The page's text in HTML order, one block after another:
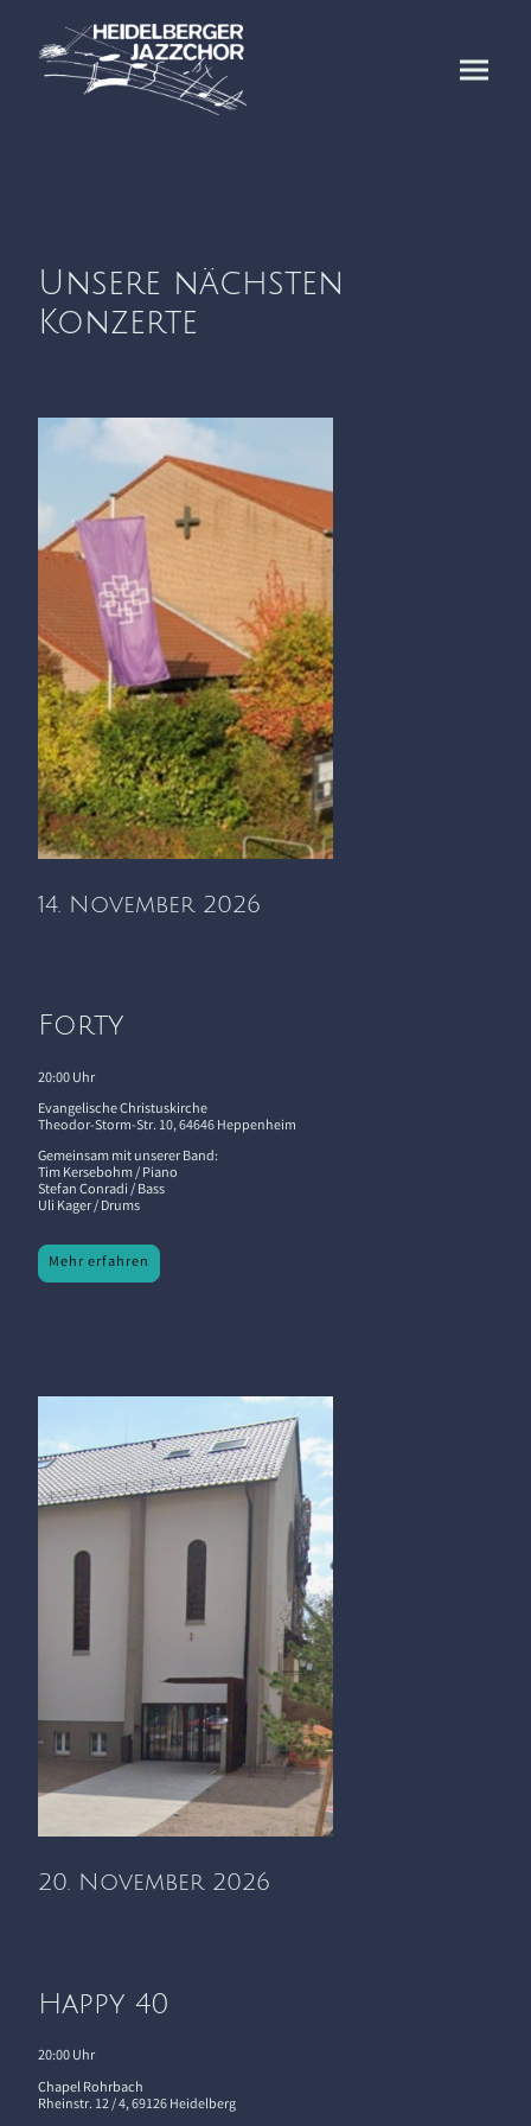
Unsere nächsten
Konzerte
14. November 2026
Forty
20:00 Uhr
Evangelische Christuskirche
Theodor-Storm-Str. 10, 64646 Heppenheim
Gemeinsam mit unserer Band:
Tim Kersebohm / Piano
Stefan Conradi / Bass
Uli Kager / Drums
Mehr erfahren
20. November 2026
Happy 40
20:00 Uhr
Chapel Rohrbach
Rheinstr. 12 / 4, 69126 Heidelberg